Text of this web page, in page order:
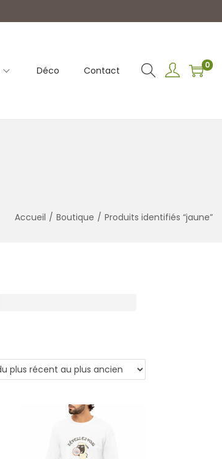
Déco Contact 0
Accueil / Boutique / Produits identifiés “jaune”